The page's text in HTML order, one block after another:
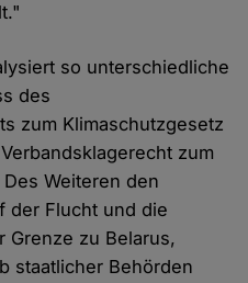
so unterschiedliche
des
zum Klimaschutzgesetz
zum
Weiteren den
der Flucht und die
Grenze zu Belarus,
staatlicher Behörden